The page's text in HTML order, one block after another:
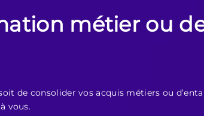
métier ou
de consolider vos acquis métiers ou
vous.